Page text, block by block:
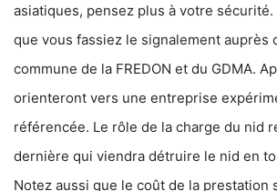
asiatiques, pensez plus à votre
que vous fassiez le signalement auprès
commune de la FREDON et du GDMA.
orienteront vers une entreprise
référencée. Le rôle de la charge du nid
dernière qui viendra détruire le nid en
Notez aussi que le coût de la prestation